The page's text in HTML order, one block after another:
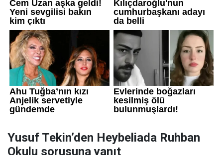
Yusuf Tekin’den Heybeliada Ruhban
Okulu sorusuna yanıt